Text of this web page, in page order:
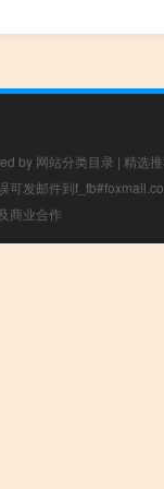
by 网站分类目录 | 精选
可发邮件到
商业合作